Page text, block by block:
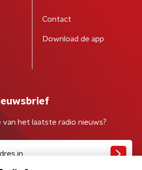
Contact
Download de app
het laatste radio nieuws?